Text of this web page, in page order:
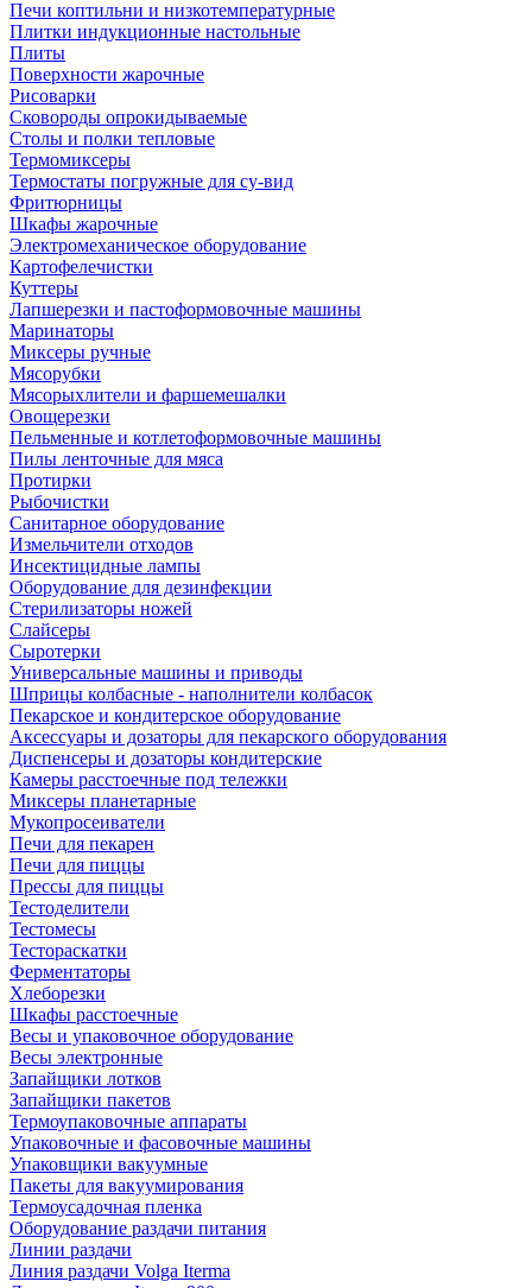
Печи коптильни и низкотемпературные
Плитки индукционные настольные
Плиты
Поверхности жарочные
Рисоварки
Сковороды опрокидываемые
Столы и полки тепловые
Термомиксеры
Термостаты погружные для су-вид
Фритюрницы
Шкафы жарочные
Электромеханическое оборудование
Картофелечистки
Куттеры
Лапшерезки и пастоформовочные машины
Маринаторы
Миксеры ручные
Мясорубки
Мясорыхлители и фаршемешалки
Овощерезки
Пельменные и котлетоформовочные машины
Пилы ленточные для мяса
Протирки
Рыбочистки
Санитарное оборудование
Измельчители отходов
Инсектицидные лампы
Оборудование для дезинфекции
Стерилизаторы ножей
Слайсеры
Сыротерки
Универсальные машины и приводы
Шприцы колбасные - наполнители колбасок
Пекарское и кондитерское оборудование
Аксессуары и дозаторы для пекарского оборудования
Диспенсеры и дозаторы кондитерские
Камеры расстоечные под тележки
Миксеры планетарные
Мукопросеиватели
Печи для пекарен
Печи для пиццы
Прессы для пиццы
Тестоделители
Тестомесы
Тестораскатки
Ферментаторы
Хлеборезки
Шкафы расстоечные
Весы и упаковочное оборудование
Весы электронные
Запайщики лотков
Запайщики пакетов
Термоупаковочные аппараты
Упаковочные и фасовочные машины
Упаковщики вакуумные
Пакеты для вакуумирования
Термоусадочная пленка
Оборудование раздачи питания
Линии раздачи
Линия раздачи Volga Iterma